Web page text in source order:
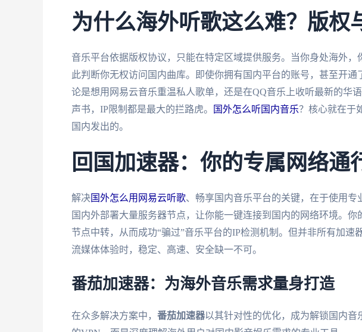
为什么海外听歌这么难？版权
音乐平台依据版权协议，只能在特定区域提供服务。当你身处海外
此判断你无权访问国内曲库。即使你拥有国内平台的账号，甚至开
论是想用网易云音乐重温私人歌单，还是在QQ音乐上收听最新的华
声书，IP限制都是最大的拦路虎。
国外怎么听国内音乐？核心就在于
国内发出的。
回国加速器：你的专属网络通
解决国外怎么用网易云听歌、畅享国内音乐平台的关键，在于使用
国内外部署大量服务器节点，让你能一键连接到国内的网络环境。
节点中转，从而成功“骗过”音乐平台的IP检测机制。但并非所有加速
流媒体体验时，稳定、高速、安全缺一不可。
番茄加速器：为海外音乐需求量身打造
在众多解决方案中， 番茄加速器以其针对性的优化，成为解锁国内